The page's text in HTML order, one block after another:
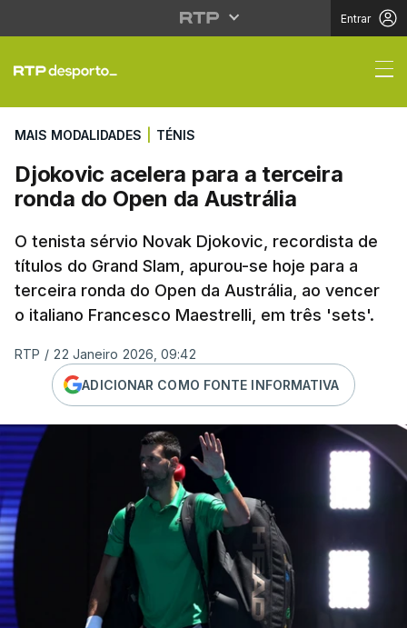
Entrar
Djokovic acelera para
MAIS MODALIDADES TÉNIS
Djokovic acelera para a terceira
ronda do Open da Austrália
O tenista sérvio Novak Djokovic, recordista de
títulos do Grand Slam, apurou-se hoje para a
terceira ronda do Open da Austrália, ao vencer
o italiano Francesco Maestrelli, em três 'sets'.
RTP / 22 Janeiro 2026, 09:42
ADICIONAR COMO FONTE INFORMATIVA